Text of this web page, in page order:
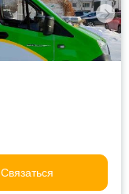
Связаться